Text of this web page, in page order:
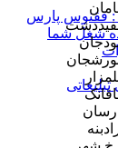
ققنوس پارس
شغل شما